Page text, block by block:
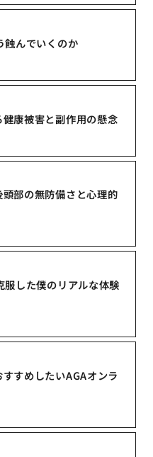
蝕んでいくのか
康被害と副作用の懸念
部の無防備さと心理的
した僕のリアルな体験
すめしたいAGAオンラ